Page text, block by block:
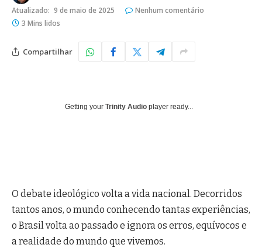
Atualizado: 9 de maio de 2025
Nenhum comentário
3 Mins lidos
Compartilhar
Getting your Trinity Audio player ready...
O debate ideológico volta a vida nacional. Decorridos
tantos anos, o mundo conhecendo tantas experiências,
o Brasil volta ao passado e ignora os erros, equívocos e
a realidade do mundo que vivemos.